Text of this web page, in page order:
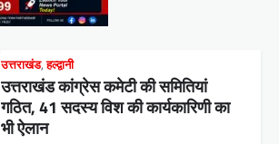
उत्तराखंड,हल्द्वानी
उत्तराखंड कांग्रेस कमेटी की समितियां
गठित, 41 सदस्य विश की कार्यकारिणी का
भी ऐलान